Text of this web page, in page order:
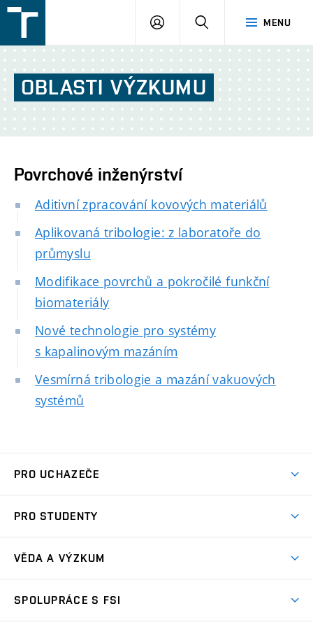
v
Brně
MENU
PŘIHLÁŠENÍ
OBLASTI VÝZKUMU
Povrchové inženýrství
Aditivní zpracování kovových materiálů
Aplikovaná tribologie: z laboratoře do
průmyslu
Modifikace povrchů a pokročilé funkční
biomateriály
Nové technologie pro systémy
s kapalinovým mazáním
Vesmírná tribologie a mazání vakuových
systémů
PRO UCHAZEČE
Ambasadoři studia
Zápisy
PRO STUDENTY
Studijní předpisy
VĚDA A VÝZKUM
SPOLUPRÁCE S FSI